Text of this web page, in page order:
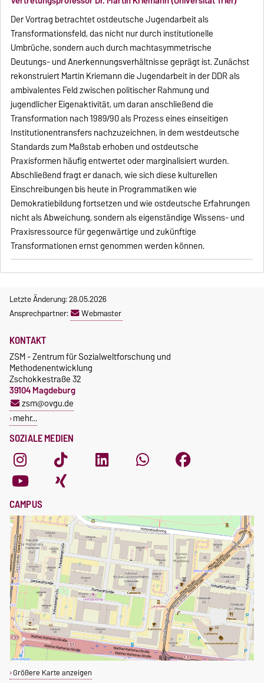
Der Vortrag betrachtet ostdeutsche Jugendarbeit als
Transformationsfeld, das nicht nur durch institutionelle
Umbrüche, sondern auch durch machtasymmetrische
Deutungs- und Anerkennungsverhältnisse geprägt ist. Zunächst
rekonstruiert Martin Kriemann die Jugendarbeit in der DDR als
ambivalentes Feld zwischen politischer Rahmung und
jugendlicher Eigenaktivität, um daran anschließend die
Transformation nach 1989/90 als Prozess eines einseitigen
Institutionentransfers nachzuzeichnen, in dem westdeutsche
Standards zum Maßstab erhoben und ostdeutsche
Praxisformen häufig entwertet oder marginalisiert wurden.
Abschließend fragt er danach, wie sich diese kulturellen
Einschreibungen bis heute in Programmatiken wie
Demokratiebildung fortsetzen und wie ostdeutsche Erfahrungen
nicht als Abweichung, sondern als eigenständige Wissens- und
Praxisressource für gegenwärtige und zukünftige
Transformationen ernst genommen werden können.
Letzte Änderung: 28.05.2026
Ansprechpartner:
Webmaster
SOZIALE MEDIEN
KONTAKT
ZSM - Zentrum für Sozialweltforschung und
Methodenentwicklung
Zschokkestraße 32
39104 Magdeburg
zsm@ovgu.de
mehr…
CAMPUS
Größere Karte anzeigen